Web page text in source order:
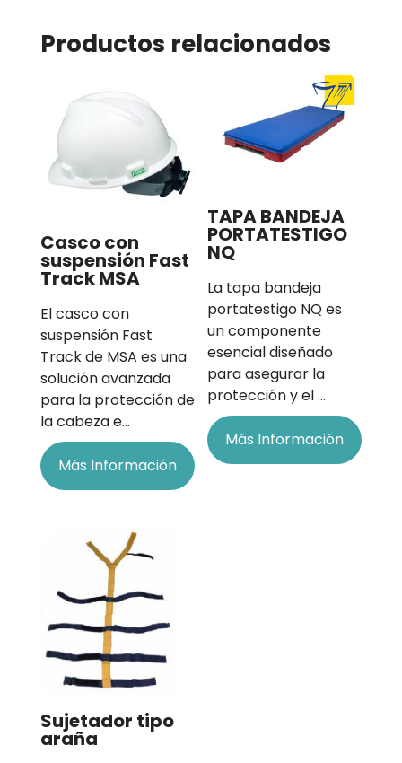
Productos relacionados
Casco con
suspensión Fast
Track MSA
El casco con
suspensión Fast
Track de MSA es una
solución avanzada
para la protección de
la cabeza e…
Más Información
TAPA BANDEJA
PORTATESTIGO
NQ
La tapa bandeja
portatestigo NQ es
un componente
esencial diseñado
para asegurar la
protección y el …
Más Información
Sujetador tipo
araña